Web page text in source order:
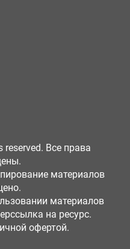
reserved. Все права
материалов
материалов
на ресурс.
офертой.